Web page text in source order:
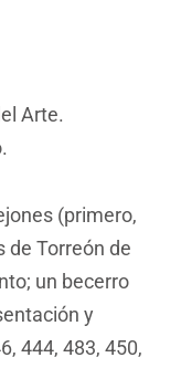
Arte.
(primero,
de Torreón de
un becerro
y
444, 483, 450,